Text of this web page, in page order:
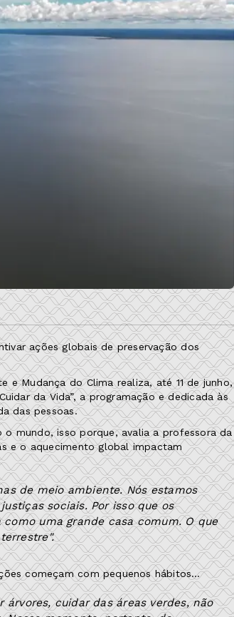
ações globais de preservação dos
e Mudança do Clima realiza, até 11 de junho,
da Vida”, a programação e dedicada às
das pessoas.
mundo, isso porque, avalia a professora da
e o aquecimento global impactam
de meio ambiente. Nós estamos
sociais. Por isso que os
uma grande casa comum. O que
começam com pequenos hábitos…
cuidar das áreas verdes, não